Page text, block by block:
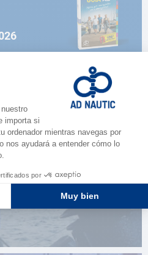
exclusivas